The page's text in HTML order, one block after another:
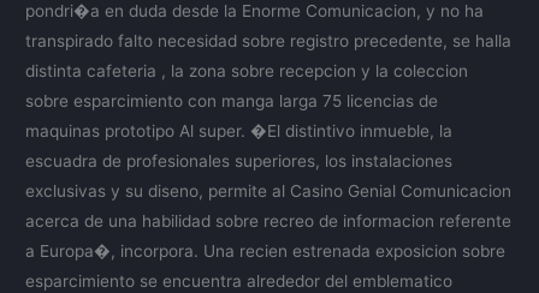
pondri�a en duda desde la Enorme Comunicacion, y no ha
transpirado falto necesidad sobre registro precedente, se halla
distinta cafeteria , la zona sobre recepcion y la coleccion
sobre esparcimiento con manga larga 75 licencias de
maquinas prototipo Al super. �El distintivo inmueble, la
escuadra de profesionales superiores, los instalaciones
exclusivas y su diseno, permite al Casino Genial Comunicacion
acerca de una habilidad sobre recreo de informacion referente
a Europa�, incorpora. Una recien estrenada exposicion sobre
esparcimiento se encuentra alrededor del emblematico